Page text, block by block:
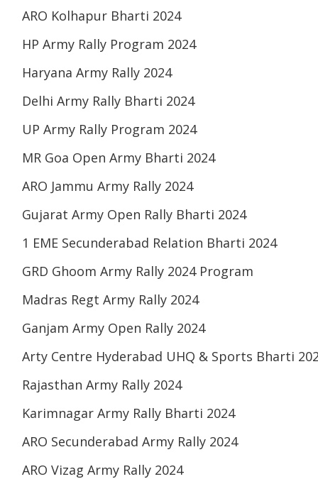
ARO Kolhapur Bharti 2024
HP Army Rally Program 2024
Haryana Army Rally 2024
Delhi Army Rally Bharti 2024
UP Army Rally Program 2024
MR Goa Open Army Bharti 2024
ARO Jammu Army Rally 2024
Gujarat Army Open Rally Bharti 2024
1 EME Secunderabad Relation Bharti 2024
GRD Ghoom Army Rally 2024 Program
Madras Regt Army Rally 2024
Ganjam Army Open Rally 2024
Arty Centre Hyderabad UHQ & Sports Bharti
Rajasthan Army Rally 2024
Karimnagar Army Rally Bharti 2024
ARO Secunderabad Army Rally 2024
ARO Vizag Army Rally 2024